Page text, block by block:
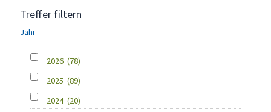
Treffer filtern
Jahr
2026 (78)
2025 (89)
2024 (20)